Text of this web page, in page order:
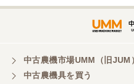
中古農機市場UMM（旧JUM
中古農機具を買う